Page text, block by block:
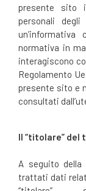
presente sito
personali
normativa in
interagiscono
Regolamento
presente sito e
consultati
Il “titolare”
A seguito
trattati dati